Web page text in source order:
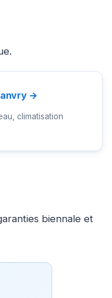
→
climatisation
biennale et